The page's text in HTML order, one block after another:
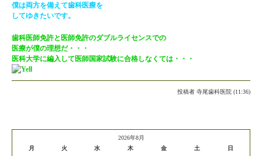
僕は両方を備えて歯科医療を
してゆきたいです。
歯科医師免許と医師免許のダブルライセンスでの
医療が僕の理想だ・・・
医科大学に編入して医師国家試験に合格しなくては・・・
投稿者 寺尾歯科医院 (11:36)
2026年8月
月
火 水 木 金 土
日